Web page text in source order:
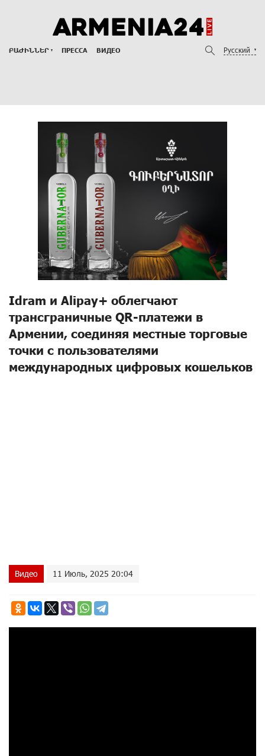
ԲԱԺԻՆՆԵՐ ПРЕССА ВИДЕО Русский
Idram и Alipay+ облегчают
трансграничные QR-платежи в
Армении, соединяя местные торговые
точки с пользователями
международных цифровых кошельков
Видео 11 Июль, 2025 20:04